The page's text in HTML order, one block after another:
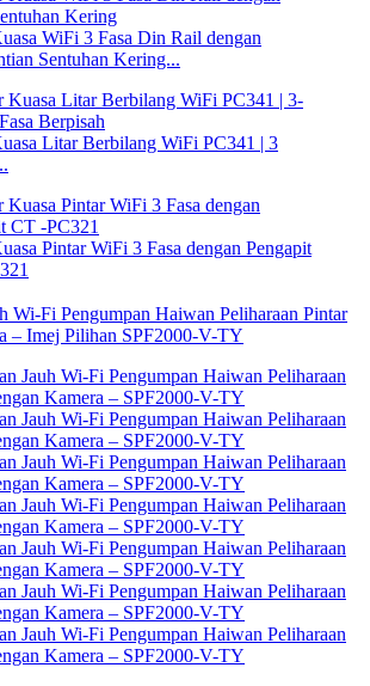
WiFi 3 Fasa Din Rail dengan
Sentuhan Kering...
Litar Berbilang WiFi PC341 | 3
Pintar WiFi 3 Fasa dengan Pengapit